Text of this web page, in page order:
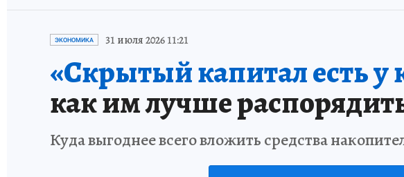
ЭКОНОМИКА 31 июля 2026 11:21
«Скрытый капитал есть у
как им лучше
Куда выгоднее всего вложить средства